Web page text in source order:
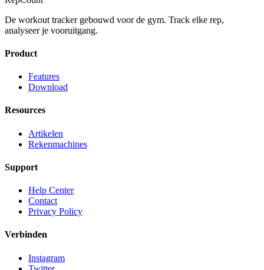
De workout tracker gebouwd voor de gym. Track elke rep,
analyseer je vooruitgang.
Product
Features
Download
Resources
Artikelen
Rekenmachines
Support
Help Center
Contact
Privacy Policy
Verbinden
Instagram